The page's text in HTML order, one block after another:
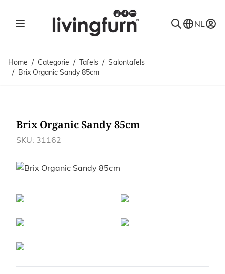
NL
Home / Categorie / Tafels / Salontafels
/ Brix Organic Sandy 85cm
Brix Organic Sandy 85cm
SKU: 31162
Afbeeldingen